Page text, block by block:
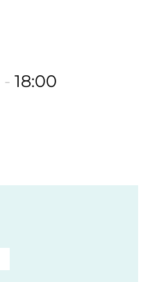
- 18:00